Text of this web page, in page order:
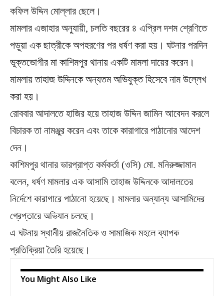
কফিল উদ্দিন মোল্লার ছেলে।
মামলার এজাহার অনুযায়ী, চলতি বছরের ৪ এপ্রিল দশম শ্রেণিতে
পড়ুয়া এক ছাত্রীকে অপহরণের পর ধর্ষণ করা হয়। ঘটনার পরদিন
ভুক্তভোগীর মা কাশিমপুর থানায় একটি মামলা দায়ের করেন।
মামলায় তাহাজ উদ্দিনকে অন্যতম অভিযুক্ত হিসেবে নাম উল্লেখ
করা হয়।
রোববার আদালতে হাজির হয়ে তাহাজ উদ্দিন জামিন আবেদন করলে
বিচারক তা নামঞ্জুর করেন এবং তাকে কারাগারে পাঠানোর আদেশ
দেন।
কাশিমপুর থানার ভারপ্রাপ্ত কর্মকর্তা (ওসি) মো. মনিরুজ্জামান
বলেন, ধর্ষণ মামলার এক আসামি তাহাজ উদ্দিনকে আদালতের
নির্দেশে কারাগারে পাঠানো হয়েছে। মামলার অন্যান্য আসামিদের
গ্রেপ্তারে অভিযান চলছে।
এ ঘটনায় স্থানীয় রাজনৈতিক ও সামাজিক মহলে ব্যাপক
প্রতিক্রিয়া তৈরি হয়েছে।
You Might Also Like